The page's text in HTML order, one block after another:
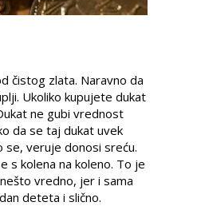
čistog zlata. Naravno da
Ukoliko kupujete dukat
ne gubi vrednost
da se taj dukat uvek
se, veruje donosi sreću.
s kolena na koleno. To je
vredno, jer i sama
deteta i slično.